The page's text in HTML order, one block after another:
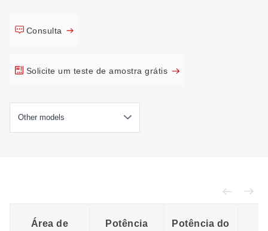
Consulta
Solicite um teste de amostra grátis
Área de
Potência
Potência do